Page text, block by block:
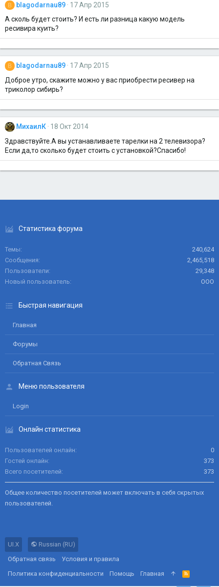
B blagodarnau89
17 Апр 2015
А сколь будет стоить? И есть ли разница какую модель
ресивира куить?
B blagodarnau89
17 Апр 2015
Доброе утро, скажите можно у вас приобрести ресивер на
триколор сибирь?
МихаилК
18 Окт 2014
Здравствуйте.А вы устанавливаете тарелки на 2 телевизора?
Если да,то сколько будет стоить с установкой?Спасибо!
Статистика форума
Темы
240,624
Сообщения
2,465,518
Пользователи
29,348
Новый пользователь
ООО
Быстрая навигация
Главная
Форумы
Обратная Связь
Меню пользователя
Login
Онлайн статистика
Пользователей онлайн
0
Гостей онлайн
373
Всего посетителей
373
Общее количество посетителей может включать в себя скрытых
пользователей.
UI.X
Russian (RU)
Обратная связь
Условия и правила
Политика конфиденциальности
Помощь Главная
R
S